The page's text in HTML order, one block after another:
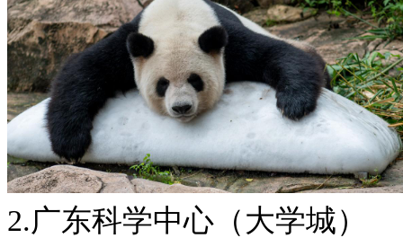
2.广东科学中心（大学城）